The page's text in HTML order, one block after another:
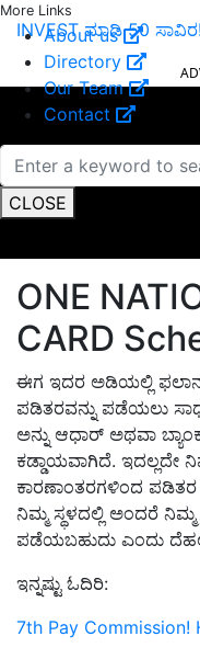
More Links
About us
Directory
Our Team
Contact
CLOSE
INVEST ಮಾಡಿ 50
ONE
CARD
ಈಗ ಇದರ ಅಡಿಯಲ್ಲಿ
ಪಡಿತರವನ್ನು ಪಡೆಯಲು
ಅನ್ನು ಆಧಾರ್ ಅಥವಾ
ಕಡ್ಡಾಯವಾಗಿದೆ. ಇದಲ್ಲದೇ
ಕಾರಣಾಂತರಗಳಿಂದ
ನಿಮ್ಮ ಸ್ಥಳದಲ್ಲಿ ಅಂದರೆ
ಪಡೆಯಬಹುದು ಎಂದು
ಇನ್ನಷ್ಟು ಓದಿರಿ:
7th Pay Commission!